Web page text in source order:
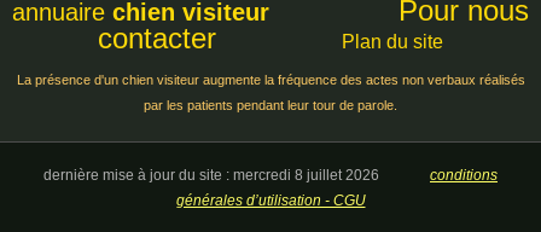
annuaire chien visiteur
Pour nous
contacter
Plan du site
La présence d'un chien visiteur augmente la fréquence des actes non verbaux réalisés
par les patients pendant leur tour de parole.
dernière mise à jour du site : mercredi 8 juillet 2026 conditions
générales d’utilisation - CGU